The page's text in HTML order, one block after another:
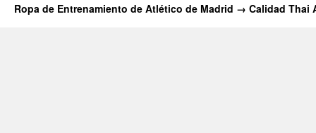
Ropa de Entrenamiento de Atlético de Madrid → Calidad Thai